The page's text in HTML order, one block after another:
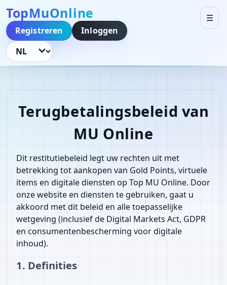
TopMuOnline
☰
Registreren
Inloggen
Taal wijzigen
Terugbetalingsbeleid van
MU Online
Dit restitutiebeleid legt uw rechten uit met
betrekking tot aankopen van Gold Points, virtuele
items en digitale diensten op Top MU Online. Door
onze website en diensten te gebruiken, gaat u
akkoord met dit beleid en alle toepasselijke
wetgeving (inclusief de Digital Markets Act, GDPR
en consumentenbescherming voor digitale
inhoud).
1. Definities